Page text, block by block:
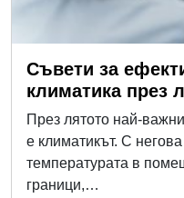
Съвети за
климатика през
През лятото най-
е климатикът. С
температурата в
граници,…